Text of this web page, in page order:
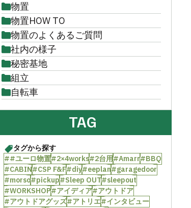
物置
物置HOW TO
物置のよくあるご質問
社内の様子
秘密基地
組立
自転車
TAG
タグから探す
##ユーロ物置#2×4works#2台用#Amarr#BBQ
#CABIN#CSP F&F#diy#eeplan#garagedoor
#morso#pickup#Sleep OUT#sleepout
#WORKSHOP#アイディア#アウトドア
#アウトドアグッズ#アトリエ#インタビュー